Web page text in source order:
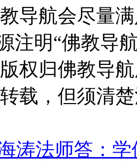
导航会尽量
注明“佛教导
权归佛教导
载，但须清
涛法师答：